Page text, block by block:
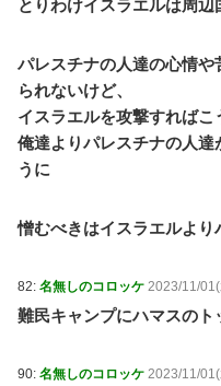
とりわけイスラエルは周
パレスチナの人達の心情
られないけど、
イスラエルを攻撃すれば
俺達よりパレスチナの人
うに
憎むべきはイスラエルより
82: 名無しのコロッケ 2023/11/
難民キャンプにハマスのト
90: 名無しのコロッケ 2023/11/